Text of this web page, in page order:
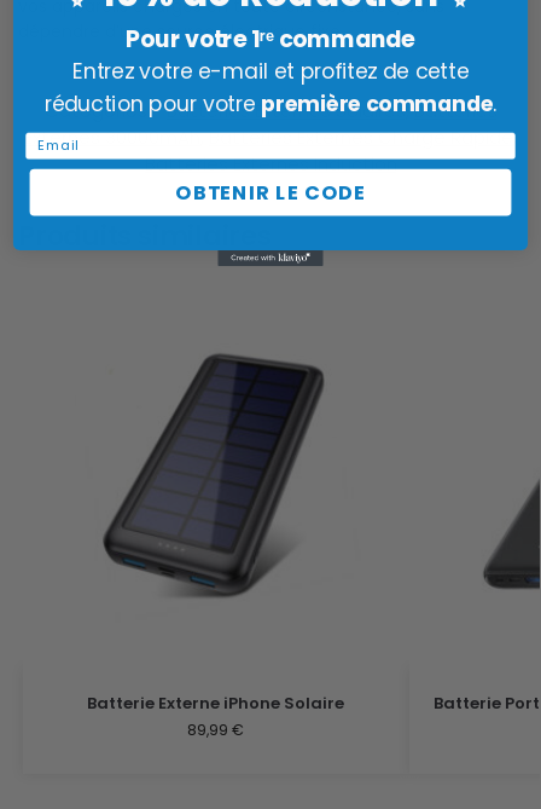
vos appareils chargés en toute circonstance, sans
dépendre d’une source électrique fixe.
Catégories : Batteries Externes Solaires,Batteries
Externes 30000mAh,Batteries Externes Charge Rapide,
Batteries Externes Induction
Batterie Externe iPhone Solaire
89,99€
Batterie
Pour votre 1ʳᵉ commande
Entrez votre e-mail et profitez de cette
réduction pour votre première commande.
Email
OBTENIR LE CODE